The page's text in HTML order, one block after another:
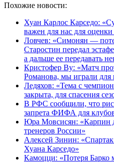
Похожие новости:
Хуан Карлос Карседо:
важен для нас для оценки
Ловчев: «Симонян —
Старостин передал
а дальше ее передавать
Кристофер Ву: «Матч
Романова, мы играли для
Ледяхов: «Тема с
закрыта, для спасения
В РФС сообщили, что
запрета ФИФА для
Юра Мовсисян: «Карпин
тренеров России»
Алексей Зинин:
Хуана Карседо»
Камоцци: «Потеря Барко